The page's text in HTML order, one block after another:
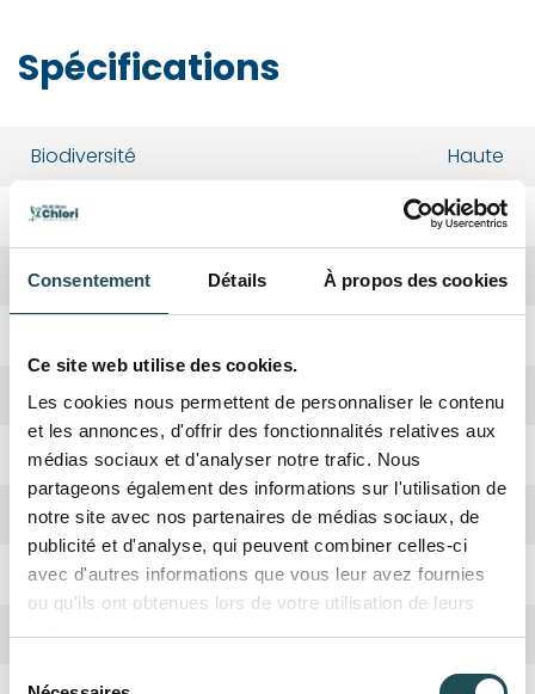
Consentement Détails À propos des cookies
Ce site web utilise des cookies.
Les cookies nous permettent de personnaliser le contenu
et les annonces, d'offrir des fonctionnalités relatives aux
médias sociaux et d'analyser notre trafic. Nous
partageons également des informations sur l'utilisation de
notre site avec nos partenaires de médias sociaux, de
publicité et d'analyse, qui peuvent combiner celles-ci
avec d'autres informations que vous leur avez fournies
ou qu'ils ont obtenues lors de votre utilisation de leurs
Spécifications
Biodiversité Haute
Période de plantation Octobre, Avril
Forme de la couronne Ovoïde, couronne dense
Croissance Lente
Absorbation CO2
Hauteur adulte 12 mètres
Taillage Hiver
Arbre nourricier Abeilles et Papillons